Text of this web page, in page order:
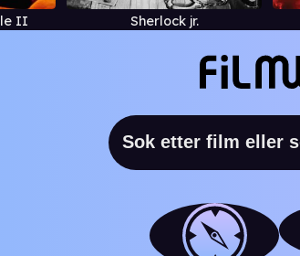
II Sherlock jr.